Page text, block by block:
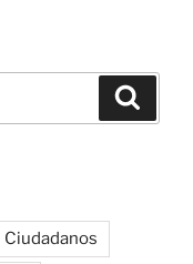
Ciudadanos